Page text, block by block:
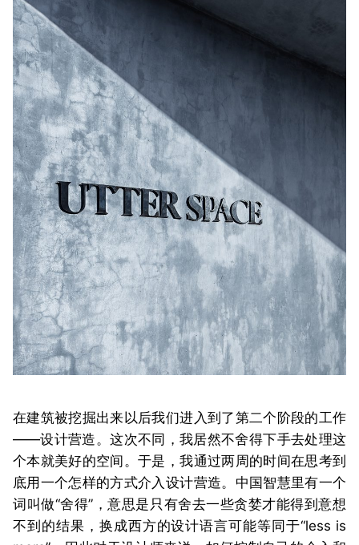
在建筑被挖掘出来以后我们进入到了第二个阶段的工作
——设计营造。这次不同，我居然不舍得下手去处理这
个本就美好的空间。于是，我通过两周的时间在思考到
底用一个怎样的方式介入设计营造。中国智慧里有一个
词叫做“舍得”，意思是只有舍去一些贪婪才能得到意想
不到的结果，换成西方的设计语言可能等同于“less is